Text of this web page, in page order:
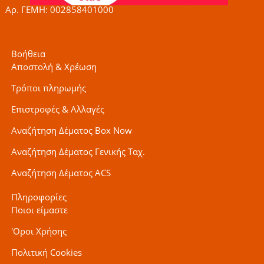
Αρ. ΓΕΜΗ: 002858401000
Βοήθεια
Αποστολή & Χρέωση
Τρόποι πληρωμής
Επιστροφές & Αλλαγές
Αναζήτηση Δέματος Box Now
Αναζήτηση Δέματος Γενικής Ταχ.
Αναζήτηση Δέματος ACS
Πληροφορίες
Ποιοι είμαστε
'Οροι Χρήσης
Πολιτική Cookies